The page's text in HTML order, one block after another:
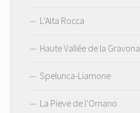
L’Alta Rocca
Haute Vallée de la Gravona
Spelunca-Liamone
La Pieve de l’Ornano